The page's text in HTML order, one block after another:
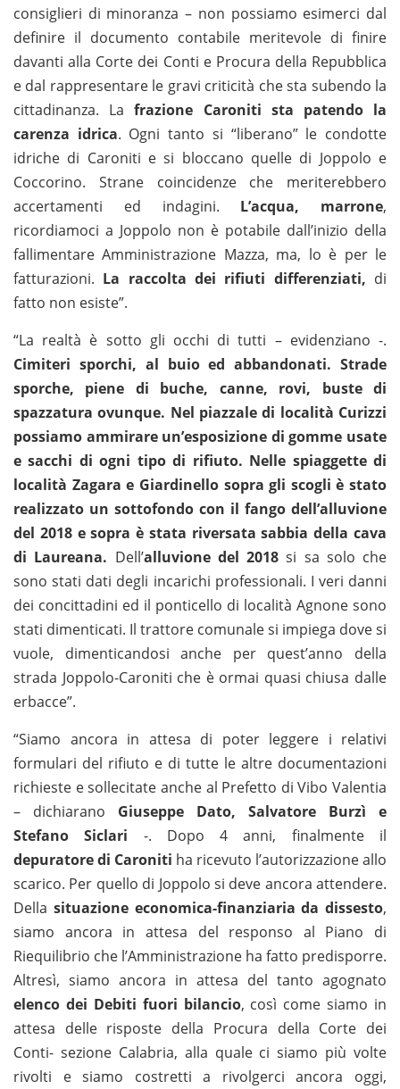
consiglieri di minoranza – non possiamo esimerci dal
definire il documento contabile meritevole di finire
davanti alla Corte dei Conti e Procura della Repubblica
e dal rappresentare le gravi criticità che sta subendo la
cittadinanza. La frazione Caroniti sta patendo la
carenza idrica. Ogni tanto si “liberano” le condotte
idriche di Caroniti e si bloccano quelle di Joppolo e
Coccorino. Strane coincidenze che meriterebbero
accertamenti ed indagini. L’acqua, marrone,
ricordiamoci a Joppolo non è potabile dall’inizio della
fallimentare Amministrazione Mazza, ma, lo è per le
fatturazioni. La raccolta dei rifiuti differenziati, di
fatto non esiste”.
“La realtà è sotto gli occhi di tutti – evidenziano -.
Cimiteri sporchi, al buio ed abbandonati. Strade
sporche, piene di buche, canne, rovi, buste di
spazzatura ovunque. Nel piazzale di località Curizzi
possiamo ammirare un’esposizione di gomme usate
e sacchi di ogni tipo di rifiuto. Nelle spiaggette di
località Zagara e Giardinello sopra gli scogli è stato
realizzato un sottofondo con il fango dell’alluvione
del 2018 e sopra è stata riversata sabbia della cava
di Laureana. Dell’alluvione del 2018 si sa solo che
sono stati dati degli incarichi professionali. I veri danni
dei concittadini ed il ponticello di località Agnone sono
stati dimenticati. Il trattore comunale si impiega dove si
vuole, dimenticandosi anche per quest’anno della
strada Joppolo-Caroniti che è ormai quasi chiusa dalle
erbacce”.
“Siamo ancora in attesa di poter leggere i relativi
formulari del rifiuto e di tutte le altre documentazioni
richieste e sollecitate anche al Prefetto di Vibo Valentia
– dichiarano Giuseppe Dato, Salvatore Burzì e
Stefano Siclari -. Dopo 4 anni, finalmente il
depuratore di Caroniti ha ricevuto l’autorizzazione allo
scarico. Per quello di Joppolo si deve ancora attendere.
Della situazione economica-finanziaria da dissesto,
siamo ancora in attesa del responso al Piano di
Riequilibrio che l’Amministrazione ha fatto predisporre.
Altresì, siamo ancora in attesa del tanto agognato
elenco dei Debiti fuori bilancio, così come siamo in
attesa delle risposte della Procura della Corte dei
Conti- sezione Calabria, alla quale ci siamo più volte
rivolti e siamo costretti a rivolgerci ancora oggi,